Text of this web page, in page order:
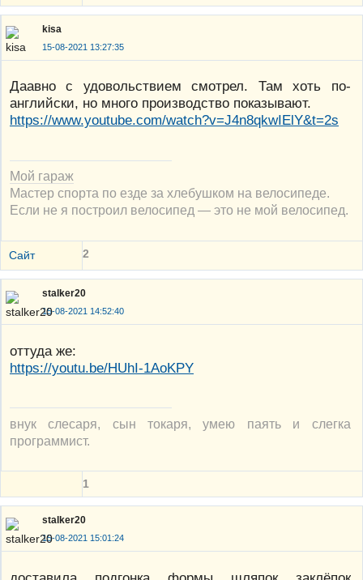
kisa
15-08-2021 13:27:35
Даавно с удовольствием смотрел. Там хоть по-
английски, но много производство показывают.
https://www.youtube.com/watch?v=J4n8qkwIElY&t=2s
Мой гараж
Мастер спорта по езде за хлебушком на велосипеде.
Если не я построил велосипед — это не мой велосипед.
Сайт 2
stalker20
15-08-2021 14:52:40
оттуда же:
https://youtu.be/HUhI-1AoKPY
внук слесаря, сын токаря, умею паять и слегка
программист.
1
stalker20
15-08-2021 15:01:24